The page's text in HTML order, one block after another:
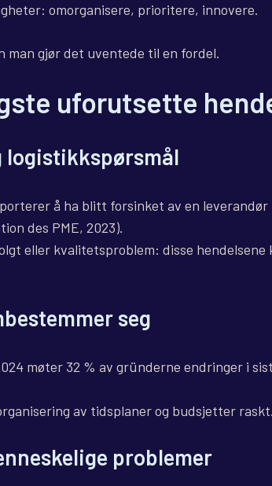
omorganisere, prioritere, innovere.
man gjør det uventede til en fordel.
uforutsette
logistikkspørsmål
å ha blitt forsinket av en leverandør
des PME, 2023).
eller kvalitetsproblem: disse hendelsene
seg
møter 32 % av gründerne endringer i
av tidsplaner og budsjetter raskt.
problemer